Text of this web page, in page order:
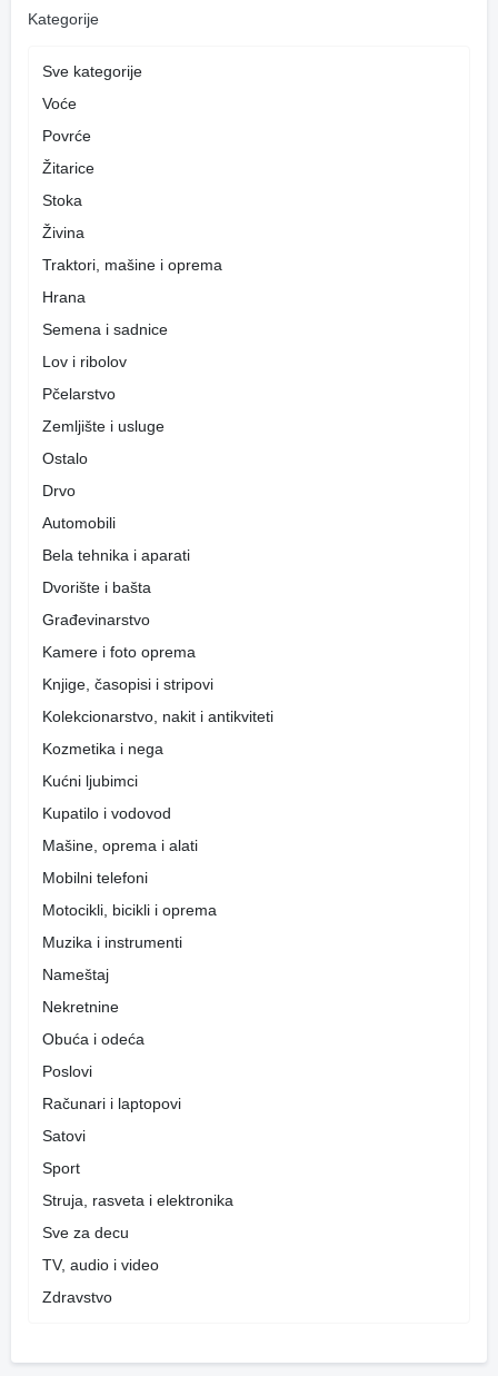
Kategorije
Sve kategorije
Voće
Povrće
Žitarice
Stoka
Živina
Traktori, mašine i oprema
Hrana
Semena i sadnice
Lov i ribolov
Pčelarstvo
Zemljište i usluge
Ostalo
Drvo
Automobili
Bela tehnika i aparati
Dvorište i bašta
Građevinarstvo
Kamere i foto oprema
Knjige, časopisi i stripovi
Kolekcionarstvo, nakit i antikviteti
Kozmetika i nega
Kućni ljubimci
Kupatilo i vodovod
Mašine, oprema i alati
Mobilni telefoni
Motocikli, bicikli i oprema
Muzika i instrumenti
Nameštaj
Nekretnine
Obuća i odeća
Poslovi
Računari i laptopovi
Satovi
Sport
Struja, rasveta i elektronika
Sve za decu
TV, audio i video
Zdravstvo